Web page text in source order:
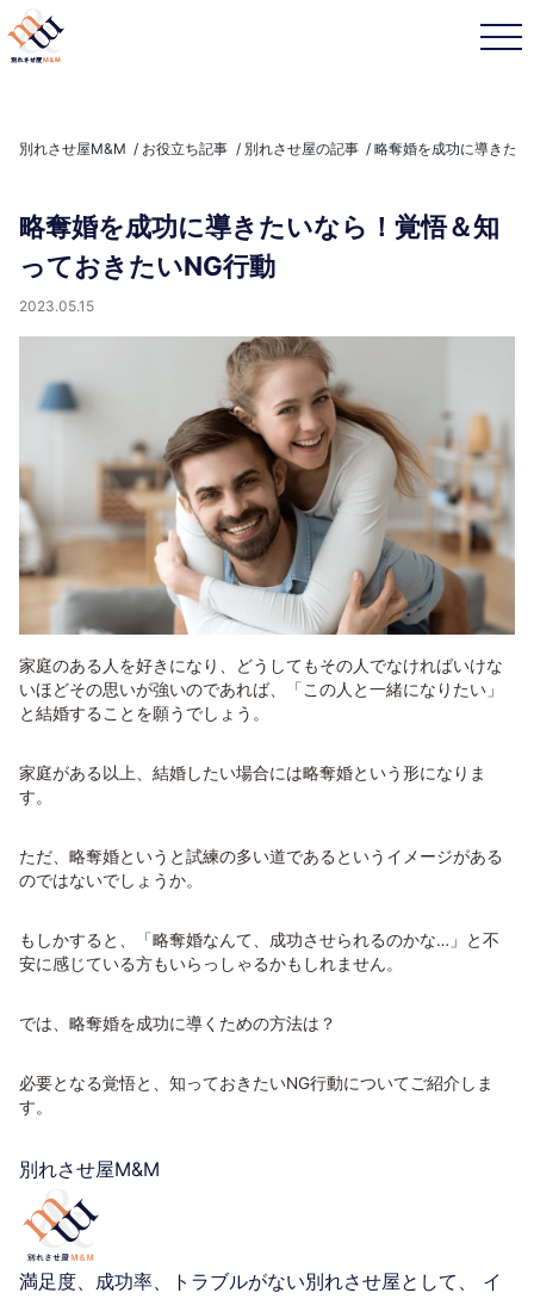
別れさせ屋M&M お役立ち記事 別れさせ屋の記事 略奪婚を成功に導きた
略奪婚を成功に導きたいなら！覚悟＆知
っておきたいNG行動
2023.05.15
家庭のある人を好きになり、どうしてもその人でなければいけな
いほどその思いが強いのであれば、「この人と一緒になりたい」
と結婚することを願うでしょう。
家庭がある以上、結婚したい場合には略奪婚という形になりま
す。
ただ、略奪婚というと試練の多い道であるというイメージがある
のではないでしょうか。
もしかすると、「略奪婚なんて、成功させられるのかな…」と不
安に感じている方もいらっしゃるかもしれません。
では、略奪婚を成功に導くための方法は？
必要となる覚悟と、知っておきたいNG行動についてご紹介しま
す。
別れさせ屋M&M
満足度、成功率、トラブルがない別れさせ屋として、
イ